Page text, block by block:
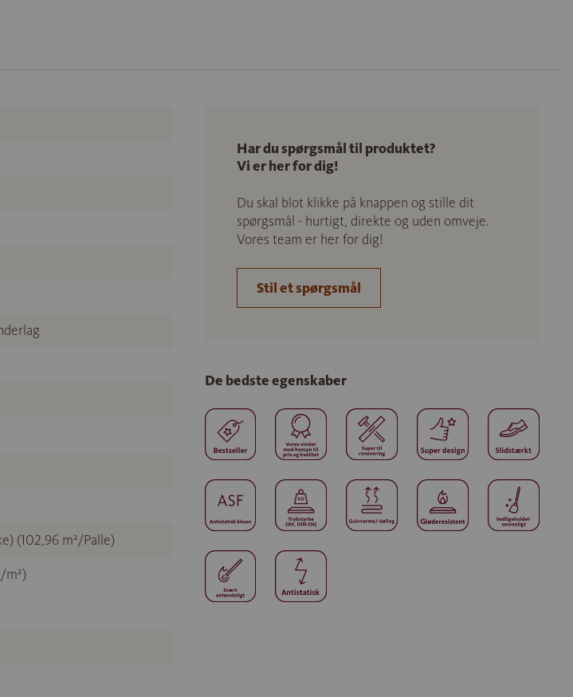
(102,96 m²/Palle)
m²)
Har du spørgsmål til produktet?
Vi er her for dig!
Du skal blot klikke på knappen og stille dit
spørgsmål - hurtigt, direkte og uden omveje.
Vores team er her for dig!
Stil et spørgsmål
De bedste egenskaber